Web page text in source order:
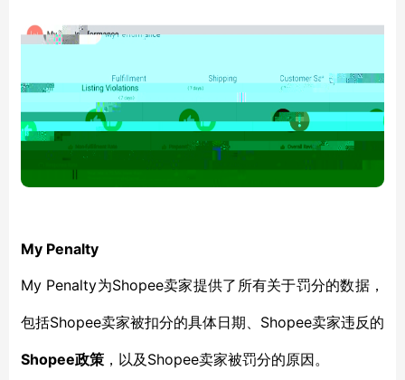
My Penalty
My Penalty为Shopee卖家提供了所有关于罚分的数据，
包括Shopee卖家被扣分的具体日期、Shopee卖家违反的
Shopee政策 ，以及 Shopee卖家被罚分的原因。